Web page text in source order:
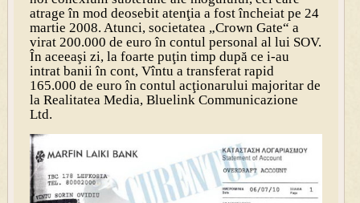
atrage în mod deosebit atenţia a fost încheiat pe 24
martie 2008. Atunci, societatea „Crown Gate“ a
virat 200.000 de euro în contul personal al lui SOV.
În aceeaşi zi, la foarte puţin timp după ce i-au
intrat banii în cont, Vîntu a transferat rapid
165.000 de euro în contul acţionarului majoritar de
la Realitatea Media, Bluelink Communicazione
Ltd.